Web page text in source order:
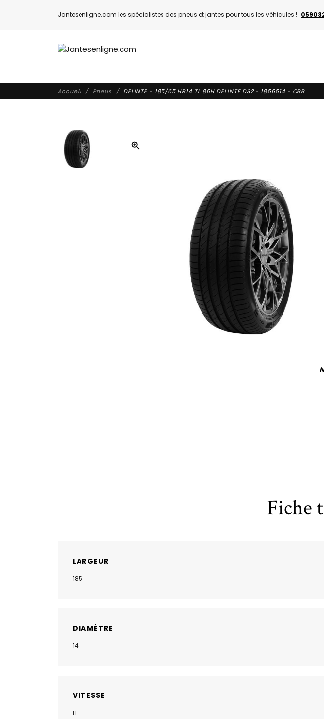
Jantesenligne.com les spécialistes des pneus et jantes pour tous les véhicules !
Accueil Pneus DELINTE - 185/65 HR14 TL 86H DELINTE DS2 - 1856514 - CBB
zoom_in
Fiche
LARGEUR
185
DIAMÈTRE
14
VITESSE
H